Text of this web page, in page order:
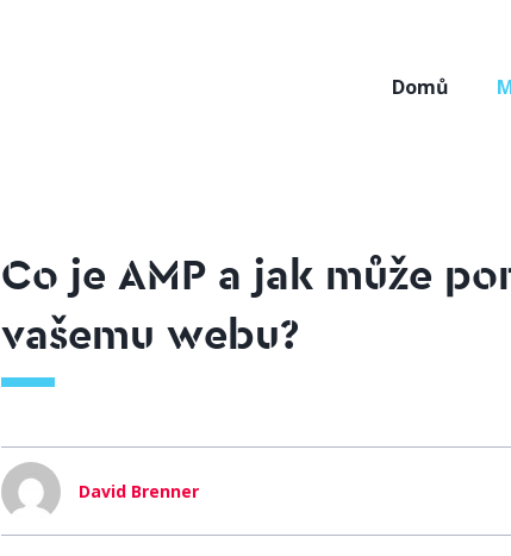
Domů
Co je AMP a jak může
vašemu webu?
David Brenner